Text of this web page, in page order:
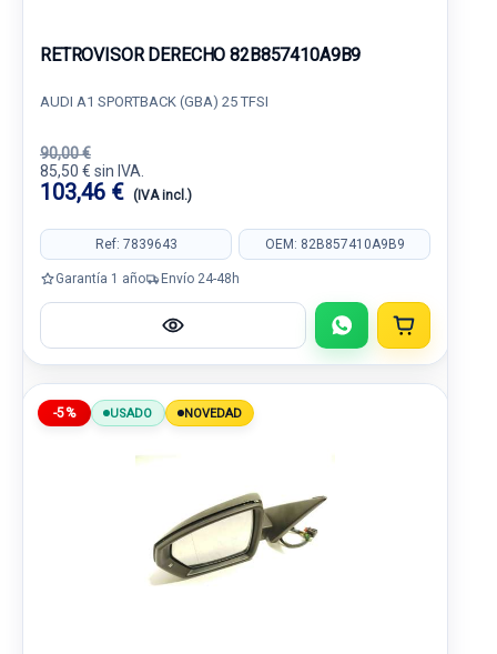
RETROVISOR DERECHO 82B857410A9B9
AUDI A1 SPORTBACK (GBA) 25 TFSI
90,00 €
85,50 € sin IVA.
103,46 € (IVA incl.)
Ref: 7839643 OEM: 82B857410A9B9
Garantía 1 año Envío 24-48h
-5% USADO NOVEDAD